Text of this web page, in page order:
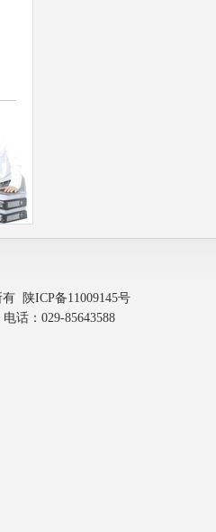
有
陕ICP备11009145号
话：029-85643588